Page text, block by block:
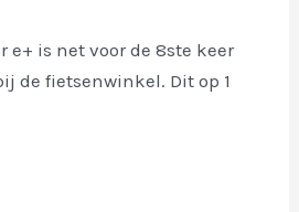
is net voor de 8ste keer
de fietsenwinkel. Dit op 1